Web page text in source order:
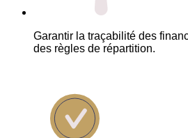
Garantir la traçabilité des
des règles de répartition.